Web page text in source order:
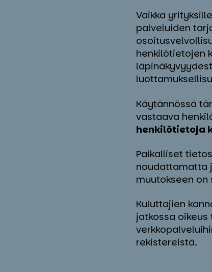
Vaikka
palveluiden
henkilötietojen
Käytännössä
vastaava
henkilötietoja
Paikalliset
noudattamatta
muutokseen
Kuluttajien
jatkossa
rekistereistä.